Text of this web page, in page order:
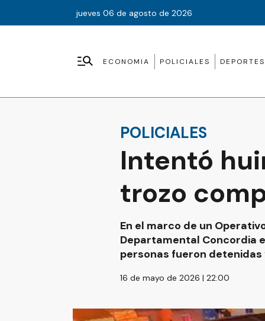
jueves 06 de agosto de 2026
ECONOMIA POLICIALES DEPORTES
POLICIALES
Intentó
trozo
En el marco de un
Departamental Concordia
personas fueron
16 de mayo de 2026 | 22:00